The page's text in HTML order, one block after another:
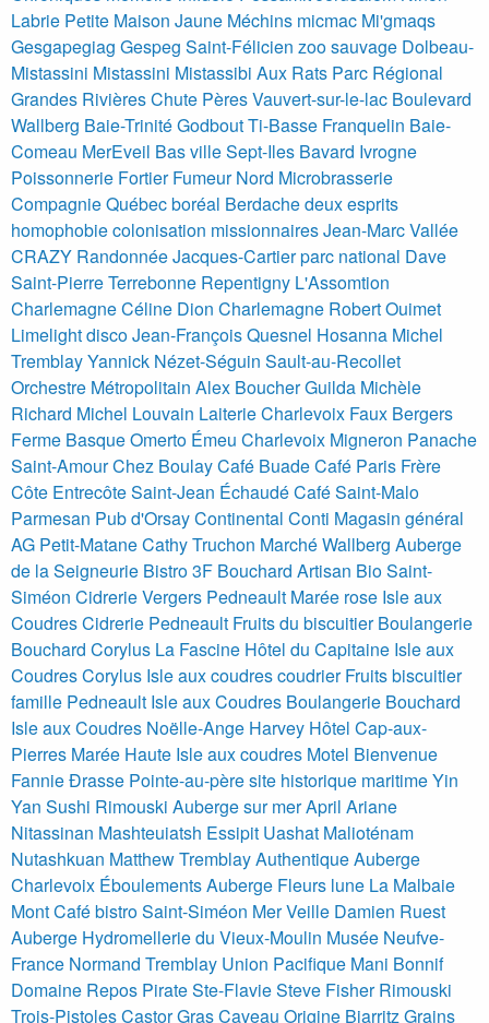
Labrie Petite Maison Jaune Méchins micmac Mi'gmaqs
Gesgapegiag Gespeg Saint-Félicien zoo sauvage Dolbeau-
Mistassini Mistassini Mistassibi Aux Rats Parc Régional
Grandes Rivières Chute Pères Vauvert-sur-le-lac Boulevard
Wallberg Baie-Trinité Godbout Ti-Basse Franquelin Baie-
Comeau MerEveil Bas ville Sept-Iles Bavard Ivrogne
Poissonnerie Fortier Fumeur Nord Microbrasserie
CompagnieQuébec boréal Berdache deux esprits
homophobie colonisation missionnairesJean-Marc Vallée
CRAZY Randonnée Jacques-Cartier parc national Dave
Saint-PierreTerrebonne Repentigny L'Assomtion
CharlemagneCéline Dion Charlemagne Robert Ouimet
Limelight discoJean-François Quesnel Hosanna Michel
TremblayYannick Nézet-Séguin Sault-au-Recollet
Orchestre Métropolitain Alex Boucher Guilda Michèle
Richard Michel Louvain Laiterie Charlevoix Faux Bergers
Ferme Basque Omerto Émeu Charlevoix Migneron Panache
Saint-Amour Chez Boulay Café Buade Café Paris Frère
Côte Entrecôte Saint-Jean Échaudé Café Saint-Malo
Parmesan Pub d'Orsay Continental Conti Magasin général
AG Petit-Matane Cathy Truchon Marché Wallberg Auberge
de la Seigneurie Bistro 3F Bouchard Artisan BioSaint-
Siméon Cidrerie Vergers Pedneault Marée rose Isle aux
CoudresCidrerie Pedneault Fruits du biscuitier Boulangerie
Bouchard Corylus La Fascine Hôtel du Capitaine Isle aux
CoudresCorylus Isle aux coudres coudrier Fruits biscuitier
famille Pedneault Isle aux Coudres Boulangerie Bouchard
Isle aux Coudres Noëlle-Ange Harvey Hôtel Cap-aux-
Pierres Marée Haute Isle aux coudres Motel Bienvenue
Fannie Ðrasse Pointe-au-père site historique maritimeYin
Yan Sushi Rimouski Auberge sur mer April Ariane
Nitassinan Mashteuiatsh Essipit Uashat Malioténam
Nutashkuan Matthew Tremblay Authentique Auberge
Charlevoix ÉboulementsAuberge Fleurs lune La Malbaie
Mont Café bistro Saint-Siméon Mer Veille Damien Ruest
Auberge Hydromellerie du Vieux-Moulin Musée Neufve-
France Normand Tremblay Union Pacifique Mani Bonnif
Domaine Repos Pirate Ste-Flavie Steve Fisher Rimouski
Trois-Pistoles Castor Gras Caveau Origine Biarritz Grains